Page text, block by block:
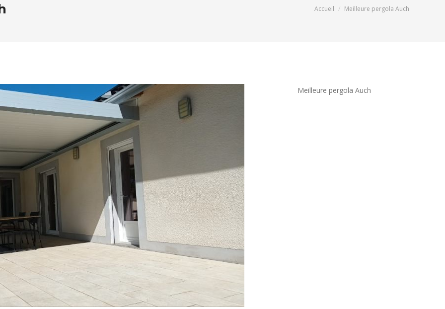
Vous êtes ici :
Accueil Meilleure pergola Auch
Meilleure pergola Auch